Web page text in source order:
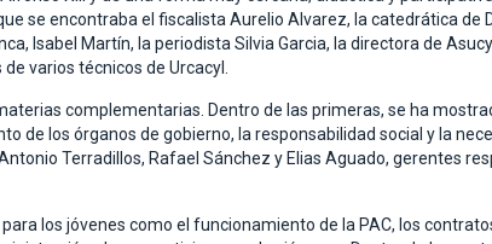
se encontraba el fiscalista Aurelio Alvarez, la catedrática de
Isabel Martín, la periodista Silvia Garcia, la directora de
varios técnicos de Urcacyl.
complementarias. Dentro de las primeras, se ha
de los órganos de gobierno, la responsabilidad social y la
Terradillos, Rafael Sánchez y Elias Aguado, gerentes
los jóvenes como el funcionamiento de la PAC, los